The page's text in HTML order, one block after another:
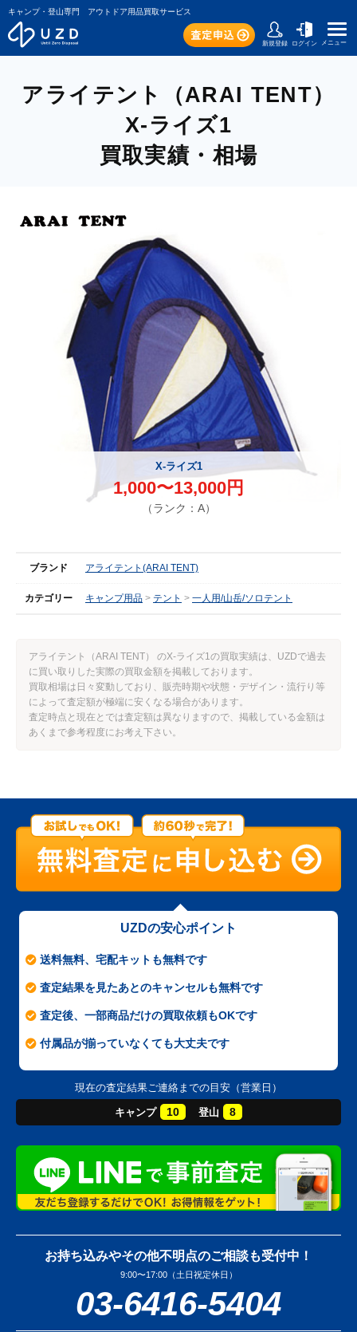
キャンプ・登山専門 アウトドア用品買取サービス
新規登録 ログイン メニュー
アライテント（ARAI TENT）
X-ライズ1
買取実績・相場
X-ライズ1
1,000〜13,000円
（ランク：A）
ブランド アライテント(ARAI TENT)
カテゴリー キャンプ用品 テント 一人用/山岳/ソロテント
アライテント（ARAI TENT） のX-ライズ1の買取実績は、UZDで過去
に買い取りした実際の買取金額を掲載しております。
買取相場は日々変動しており、販売時期や状態・デザイン・流行り等
によって査定額が極端に安くなる場合があります。
査定時点と現在とでは査定額は異なりますので、掲載している金額は
あくまで参考程度にお考え下さい。
UZDの安心ポイント
送料無料、宅配キットも無料です
査定結果を見たあとのキャンセルも無料です
査定後、一部商品だけの買取依頼もOKです
付属品が揃っていなくても大丈夫です
現在の査定結果ご連絡までの目安（営業日）
キャンプ 10 登山 8
お持ち込みやその他不明点のご相談も受付中！
9:00〜17:00（土日祝定休日）
03-6416-5404